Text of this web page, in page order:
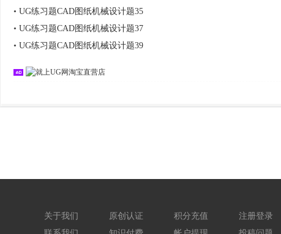
• UG练习题CAD图纸机械设计题35
• UG练习题CAD图纸机械设计题37
• UG练习题CAD图纸机械设计题39
关于我们
原创认证
积分充值
注册登录